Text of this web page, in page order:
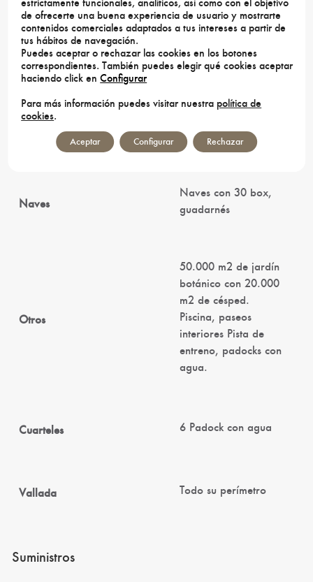
techos, impecable,
calidades lujo, muy
Casas Secundarias
4 viviendas
empleados
Naves
Naves con 30 box,
guadarnés
Otros
50.000 m2 de jardín
botánico con 20.000
m2 de césped.
Piscina, paseos
interiores Pista de
entreno, padocks con
agua.
Cuarteles 6 Padock con agua
Vallada Todo su perí­metro
Suministros
de ofrecerte una buena experiencia de usuario y mostrarte
contenidos comerciales adaptados a tus intereses a partir de
tus hábitos de navegación.
Puedes aceptar o rechazar las cookies en los botones
correspondientes. También puedes elegir qué cookies aceptar
haciendo click enConfigurar
Para más información puedes visitar nuestra política de
cookies.
Aceptar Rechazar
Configurar